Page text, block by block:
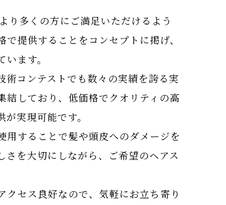
り多くの方にご満足いただけるよう
で提供することをコンセプトに掲げ、
ます。
術コンテストでも数々の実績を誇る実
結しており、低価格でクオリティの高
実現可能です。
用することで髪や頭皮へのダメージを
さを大切にしながら、ご希望のヘアス
クセス良好なので、気軽にお立ち寄り